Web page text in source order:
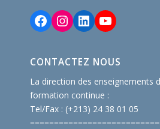
Facebook
Instagram
LinkedIn
YouTube
CONTACTEZ NOUS
La direction des enseignements
formation continue :
Tel/Fax : (+213) 24 38 01 05